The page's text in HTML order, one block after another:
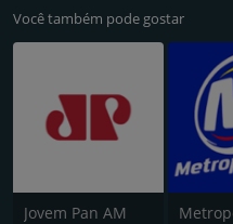
Você também pode gostar
Jovem Pan AM